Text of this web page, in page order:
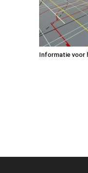
Informatie voor